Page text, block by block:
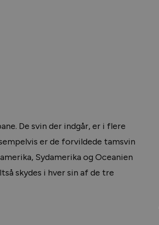
De svin der indgår, er i flere
er de forvildede tamsvin
Sydamerika og Oceanien
skydes i hver sin af de tre